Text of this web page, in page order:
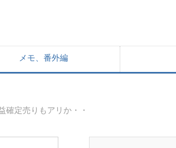
メモ、番外編
確定売りもアリか・・